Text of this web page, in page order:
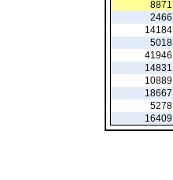
8871
2466
14184
5018
41946
14831
10889
18667
5278
16409